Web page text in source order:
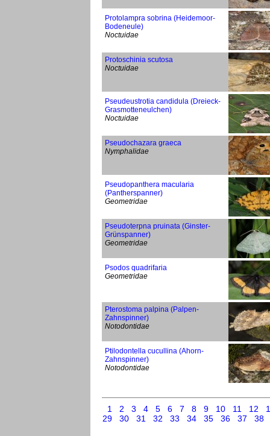
Protolampra sobrina (Heidemoor-
Bodeneule)
Noctuidae
Protoschinia scutosa
Noctuidae
Pseudeustrotia candidula (Dreieck-
Grasmotteneulchen)
Noctuidae
Pseudochazara graeca
Nymphalidae
Pseudopanthera macularia
(Pantherspanner)
Geometridae
Pseudoterpna pruinata (Ginster-
Grünspanner)
Geometridae
Psodos quadrifaria
Geometridae
Pterostoma palpina (Palpen-
Zahnspinner)
Notodontidae
Ptilodontella cucullina (Ahorn-
Zahnspinner)
Notodontidae
1 2 3 4 5 6 7 8 9 10 11 12
29
30 31 32 33 34 35 36 37 38